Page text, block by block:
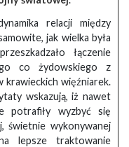
relacji między
jak wielka była
łączenie
co żydowskiego z
krawieckich więźniarek.
wskazują, iż nawet
potrafiły wyzbyć się
świetnie wykonywanej
lepsze traktowanie